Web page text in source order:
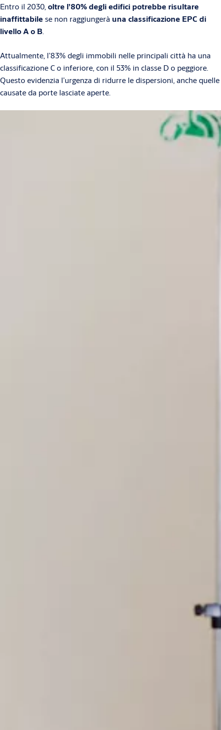
Entro il 2030,oltre l’80% degli edifici potrebbe risultare
inaffittabilese non raggiungerà una classificazione EPC di
livello A o B.
Attualmente, l’83% degli immobili nelle principali città ha una
classificazione C o inferiore, con il 53% in classe D o peggiore.
Questo evidenzia l’urgenza di ridurre le dispersioni, anche quelle
causate da porte lasciate aperte.